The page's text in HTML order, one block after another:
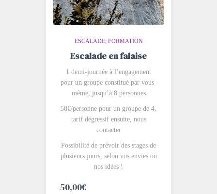
ESCALADE FORMATION
Escalade en falaise
1 demi-journée à l’engagement
pour un groupe constitué par vous-
même, jusqu’à 8 personnes
50€/personne pour un groupe de 4,
tarif dégressif ensuite, nous
contacter
Possibilité de prévoir des stages de
plusieurs jours, selon vos envies ou
nos idées !
50,00€